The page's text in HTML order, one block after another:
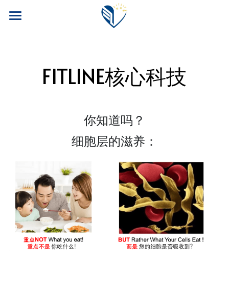
FITLINE产品
科研团队
常见问题
运动员目录
所有单品
养老保险
汽车奖励
我要加入！
搜索
FITLINE核心科技
你知道吗？
细胞层的滋养：